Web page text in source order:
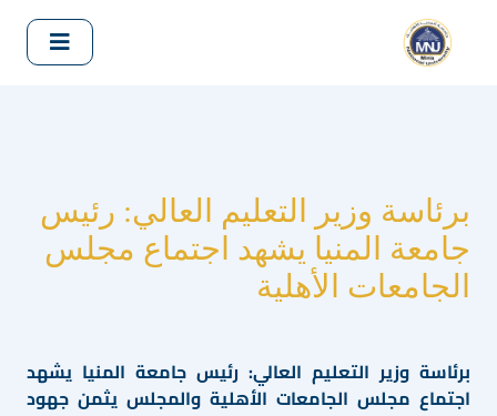
برئاسة وزير التعليم العالي: رئيس
جامعة المنيا يشهد اجتماع مجلس
الجامعات الأهلية
برئاسة وزير التعليم العالي: رئيس جامعة المنيا يشهد
اجتماع مجلس الجامعات الأهلية والمجلس يثمن جهود